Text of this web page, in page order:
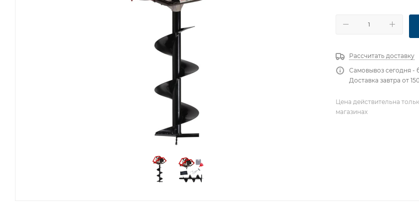
Рассчитать доставку
Самовывоз сегодня -
Доставка завтра от
Цена действительна
магазинах